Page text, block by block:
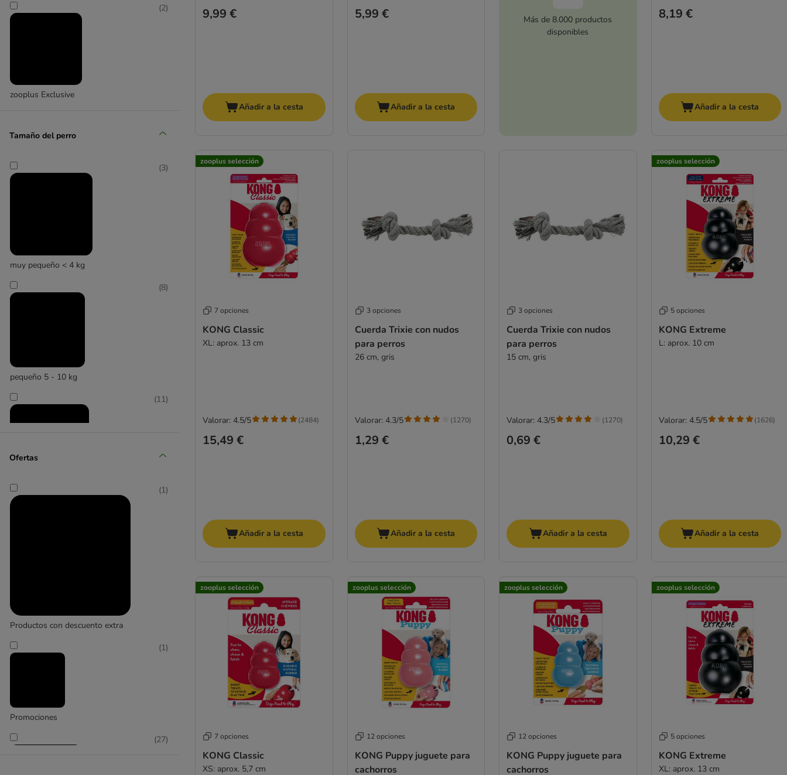
Para ir en bicicleta
Clicker para perros
Silbatos para perros
zooplus Exclusive
(2)
Tamaño del perro
muy pequeño < 4 kg
(3)
pequeño 5 - 10 kg
(8)
mediano 11 - 25 kg
(11)
grande 26 - 45 kg
muy grande > 45 kg
Ofertas
Productos con descuento extra
(1)
Promociones
(1)
(27)
9,99 €
Añadir a la cesta
5,99 €
Añadir a la cesta
Más de 8.000 productos
disponibles
8,19 €
Añadir a la cesta
zooplus selección
7 opciones
KONG Classic
XL: aprox. 13 cm
15,49 €
Valorar: 4.5/5 (2484)
Añadir a la cesta
3 opciones
Cuerda Trixie con nudos
para perros
26 cm, gris
1,29 €
Valorar: 4.3/5 (1270)
Añadir a la cesta
3 opciones
Cuerda Trixie con nudos
para perros
15 cm, gris
0,69 €
Valorar: 4.3/5 (1270)
Añadir a la cesta
zooplus selección
5 opciones
KONG Extreme
L: aprox. 10 cm
10,29 €
Valorar: 4.5/5 (1626)
Añadir a la cesta
zooplus selección
7 opciones
KONG Classic
XS: aprox. 5,7 cm
zooplus selección
12 opciones
KONG Puppy juguete para
cachorros
zooplus selección
12 opciones
KONG Puppy juguete para
cachorros
zooplus selección
5 opciones
KONG Extreme
XL: aprox. 13 cm